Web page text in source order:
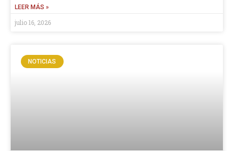
LEER MÁS »
julio 16, 2026
NOTICIAS